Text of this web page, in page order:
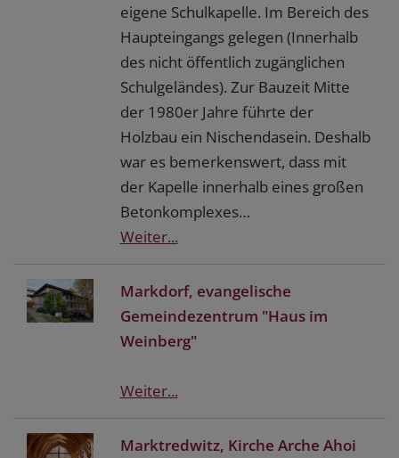
eigene Schulkapelle. Im Bereich des
Haupteingangs gelegen (Innerhalb
des nicht öffentlich zugänglichen
Schulgeländes). Zur Bauzeit Mitte
der 1980er Jahre führte der
Holzbau ein Nischendasein. Deshalb
war es bemerkenswert, dass mit
der Kapelle innerhalb eines großen
Betonkomplexes…
Weiter...
Markdorf, evangelische
Gemeindezentrum "Haus im
Weinberg"
Weiter...
Marktredwitz, Kirche Arche Ahoi